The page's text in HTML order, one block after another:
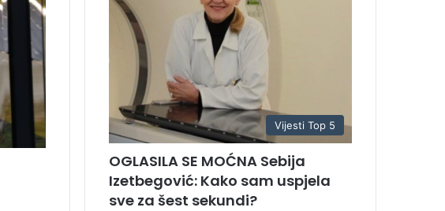
Vijesti Top 5
OGLASILA SE MOĆNA Sebija
Izetbegović: Kako sam uspjela
sve za šest sekundi?